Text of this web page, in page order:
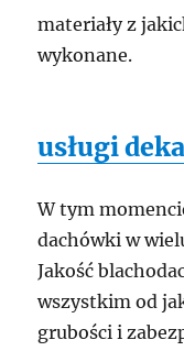
materiały z
wykonane.
usługi
W tym
dachówki w
Jakość
wszystkim od
grubości i